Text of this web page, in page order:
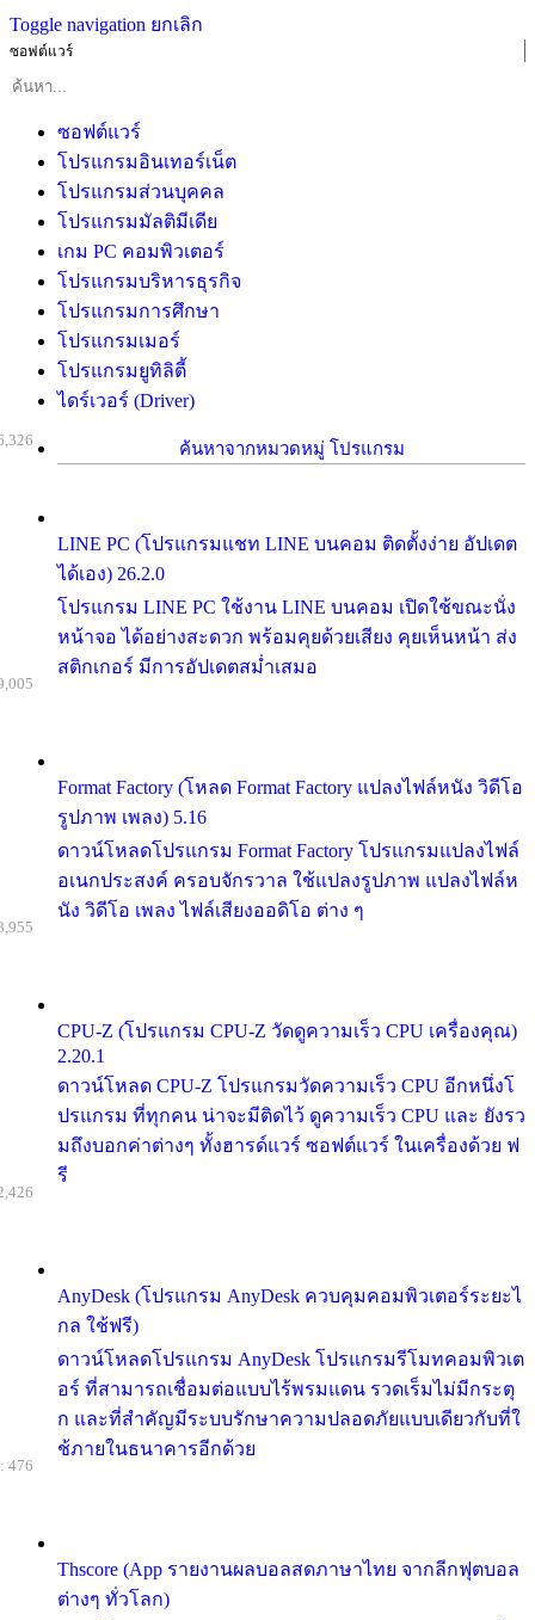
Toggle navigation ยกเลิก
ซอฟต์แวร์
ซอฟต์แวร์
โปรแกรมอินเทอร์เน็ต
โปรแกรมส่วนบุคคล
โปรแกรมมัลติมีเดีย
เกม PC คอมพิวเตอร์
โปรแกรมบริหารธุรกิจ
โปรแกรมการศึกษา
โปรแกรมเมอร์
โปรแกรมยูทิลิตี้
ไดร์เวอร์ (Driver)
ค้นหาจากหมวดหมู่ โปรแกรม
LINE PC (โปรแกรมแชท LINE บนคอม ติดตั้งง่าย อัปเดต
ได้เอง) 26.2.0
โปรแกรม LINE PC ใช้งาน LINE บนคอม เปิดใช้ขณะนั่ง
หน้าจอ ได้อย่างสะดวก พร้อมคุยด้วยเสียง คุยเห็นหน้า ส่ง
สติกเกอร์ มีการอัปเดตสม่ำเสมอ
Format Factory (โหลด Format Factory แปลงไฟล์หนัง วิดีโอ
รูปภาพ เพลง) 5.16
ดาวน์โหลดโปรแกรม Format Factory โปรแกรมแปลงไฟล์
อเนกประสงค์ ครอบจักรวาล ใช้แปลงรูปภาพ แปลงไฟล์ห
นัง วิดีโอ เพลง ไฟล์เสียงออดิโอ ต่าง ๆ
CPU-Z (โปรแกรม CPU-Z วัดดูความเร็ว CPU เครื่องคุณ)
2.20.1
ดาวน์โหลด CPU-Z โปรแกรมวัดความเร็ว CPU อีกหนึ่งโ
ปรแกรม ที่ทุกคน น่าจะมีติดไว้ ดูความเร็ว CPU และ ยังรว
มถึงบอกค่าต่างๆ ทั้งฮารด์แวร์ ซอฟต์แวร์ ในเครื่องด้วย ฟ
รี
AnyDesk (โปรแกรม AnyDesk ควบคุมคอมพิวเตอร์ระยะไ
กล ใช้ฟรี)
ดาวน์โหลดโปรแกรม AnyDesk โปรแกรมรีโมทคอมพิวเต
อร์ ที่สามารถเชื่อมต่อแบบไร้พรมแดน รวดเร็มไม่มีกระตุ
ก และที่สำคัญมีระบบรักษาความปลอดภัยแบบเดียวกับที่ใ
ช้ภายในธนาคารอีกด้วย
Thscore (App รายงานผลบอลสดภาษาไทย จากลีกฟุตบอล
ต่างๆ ทั่วโลก)
476